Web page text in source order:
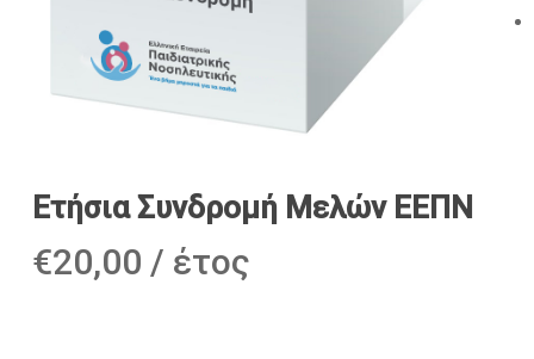
Ετήσια Συνδρομή Μελών ΕΕΠΝ
€20,00 / έτος